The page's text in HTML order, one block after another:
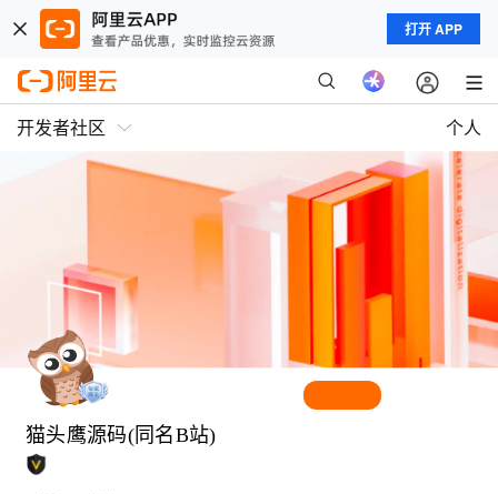
打开 APP
开发者社区 个人
猫头鹰源码(同名B站)